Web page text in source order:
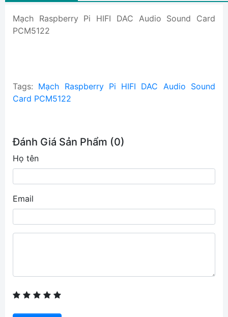
Mạch Raspberry Pi HIFI DAC Audio Sound Card
PCM5122
Tags: Mạch Raspberry Pi HIFI DAC Audio Sound
Card PCM5122
Đánh Giá Sản Phẩm (0)
Họ tên
Email